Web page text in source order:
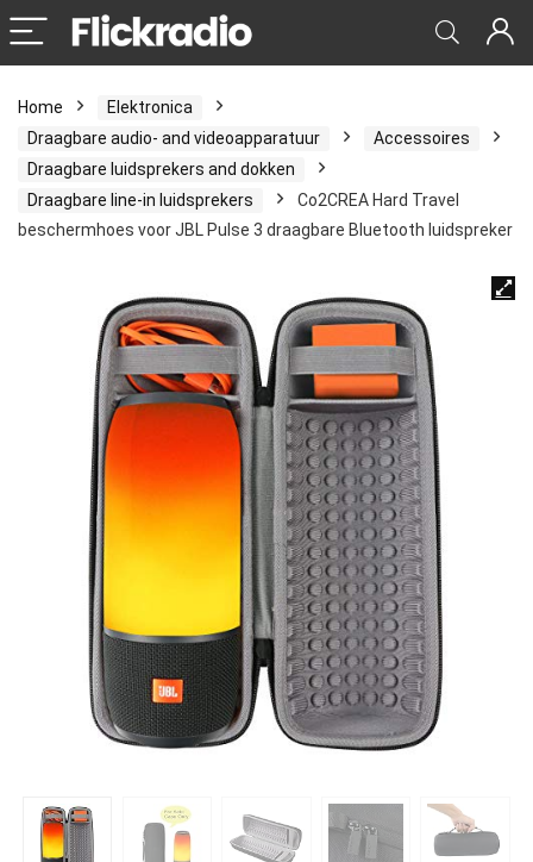
Home
Elektronica
Draagbare audio- and videoapparatuur
Accessoires
Draagbare luidsprekers and dokken
Draagbare line-in luidsprekers
Co2CREA Hard Travel
beschermhoes voor JBL Pulse 3 draagbare Bluetooth luidspreker